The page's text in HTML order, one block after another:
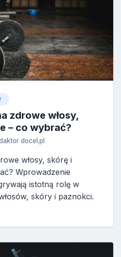
zdrowe włosy,
– co wybrać?
docel.pl
włosy, skórę i
Wprowadzenie
istotną rolę w
skóry i paznokci.